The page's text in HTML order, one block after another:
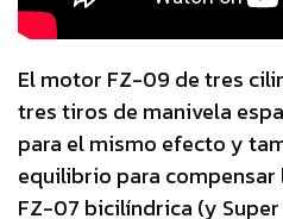
El motor FZ-09 de tres
tres tiros de manivela
para el mismo efecto y
equilibrio para
FZ-07 bicilíndrica (y